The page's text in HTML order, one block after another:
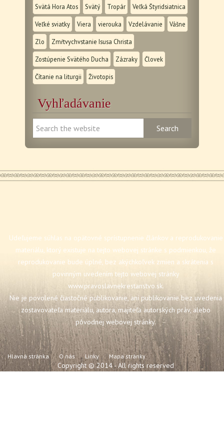
Svätá Hora Atos Svätý Tropár Veľká Štyridsiatnica
Veľké sviatky Viera vierouka Vzdelávanie Vášne
Zlo Zmŕtvychvstanie Isusa Christa
Zostúpenie Svätého Ducha Zázraky Človek
Čítanie na liturgii Životopis
Vyhľadávanie
Udeľujeme súhlas na opätovné sprístupnenie článkov a reprodukovanie
materiálu, ktorý existuje na tejto webovej stránke s podmienkou, že
reprodukovanie bude úplné, bez akýchkoľvek zmien a skrátenia s
povinným uvedením tejto webovej stránky
www.pravoslavnekrestanstvo.sk.
Nie je povolené čiastočné publikovanie, ani publikovanie bez uvedenia
zostavovateľa materiálu, autora, majiteľa autorských práv, alebo
pôvodnej webovej stránky.
Hlavná stránka O nás Linky Mapa stránky
Copyright © 2014 - All rights reserved